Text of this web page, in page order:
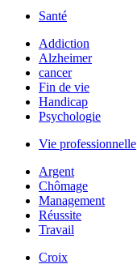
Santé
Addiction
Alzheimer
cancer
Fin de vie
Handicap
Psychologie
Vie professionnelle
Argent
Chômage
Management
Réussite
Travail
Croix